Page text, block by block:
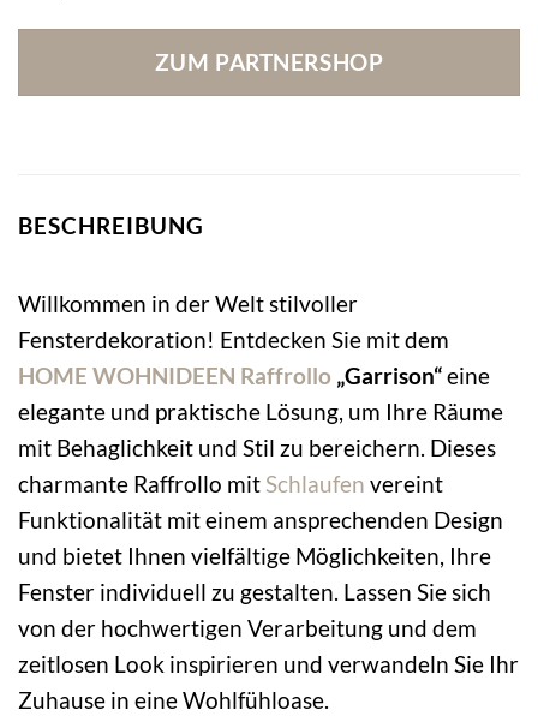
ZUM PARTNERSHOP
BESCHREIBUNG
Willkommen in der Welt stilvoller
Fensterdekoration! Entdecken Sie mit dem
HOME WOHNIDEEN Raffrollo „Garrison“eine
elegante und praktische Lösung, um Ihre Räume
mit Behaglichkeit und Stil zu bereichern. Dieses
charmante Raffrollo mit Schlaufen vereint
Funktionalität mit einem ansprechenden Design
und bietet Ihnen vielfältige Möglichkeiten, Ihre
Fenster individuell zu gestalten. Lassen Sie sich
von der hochwertigen Verarbeitung und dem
zeitlosen Look inspirieren und verwandeln Sie Ihr
Zuhause in eine Wohlfühloase.